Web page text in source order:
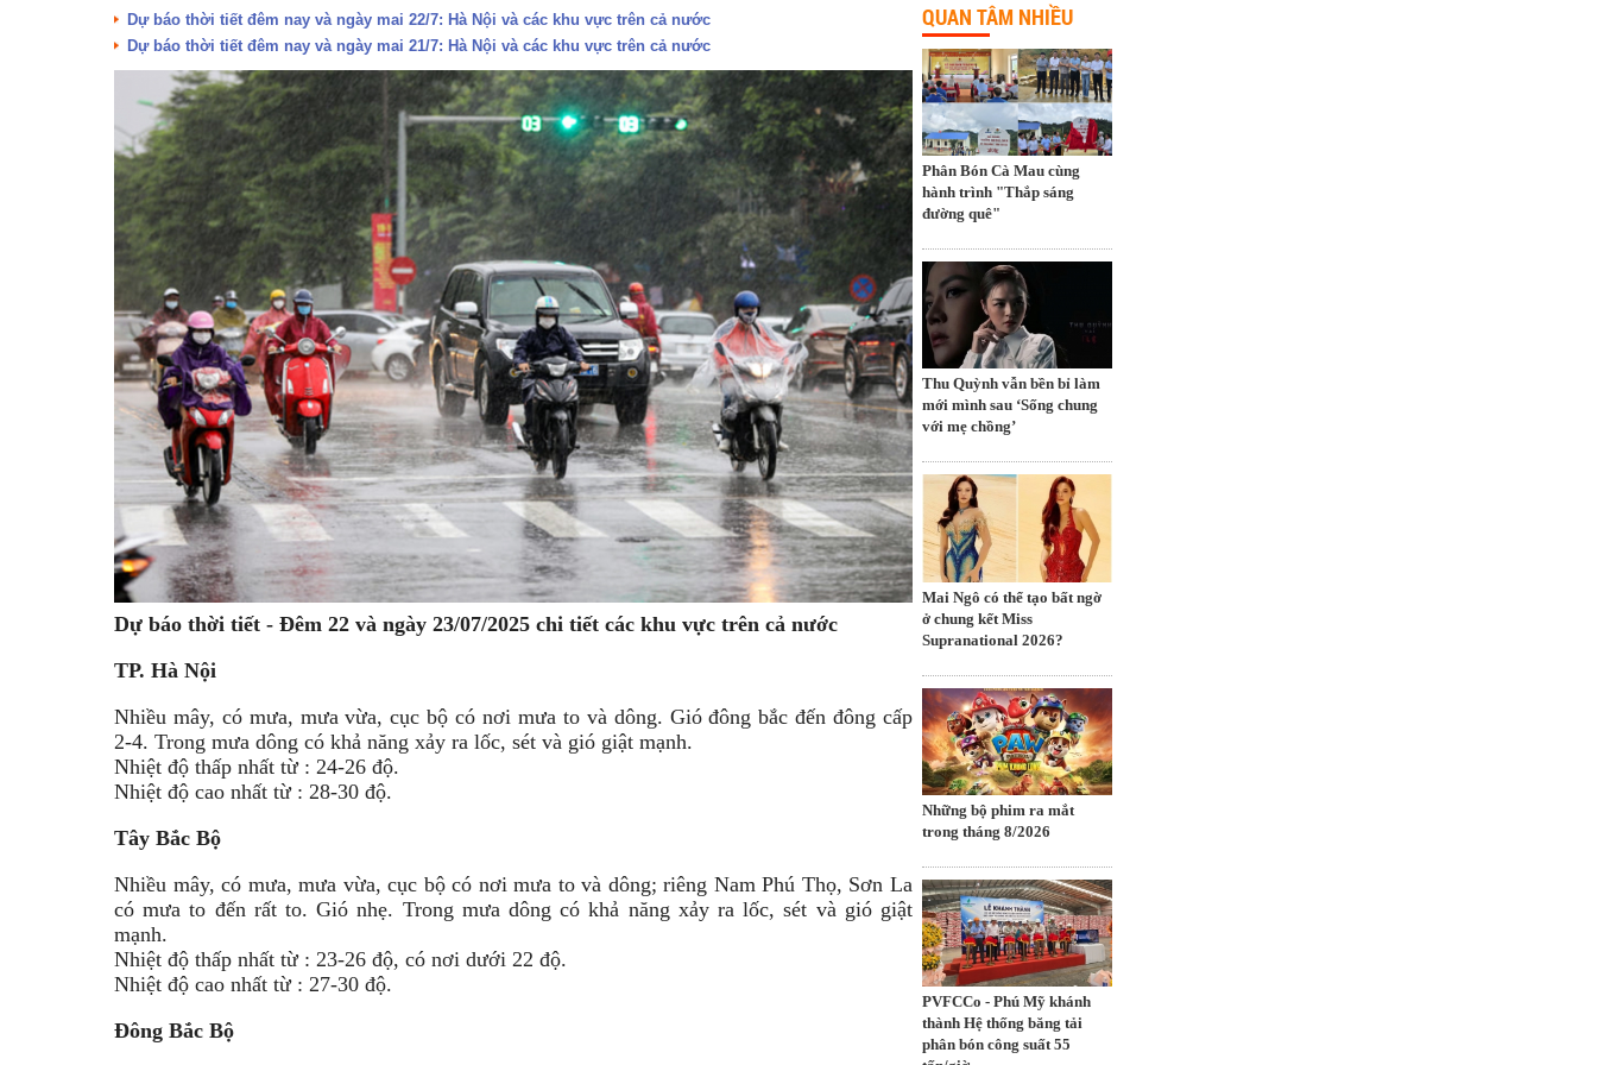
Dự báo thời tiết đêm nay và ngày mai 22/7: Hà Nội và các khu vực trên cả nước
Dự báo thời tiết đêm nay và ngày mai 21/7: Hà Nội và các khu vực trên cả nước
Dự báo thời tiết - Đêm 22 và ngày 23/07/2025 chi tiết các khu vực trên cả nước
TP. Hà Nội
Nhiều mây, có mưa, mưa vừa, cục bộ có nơi mưa to và dông. Gió đông bắc đến đông cấp
2-4. Trong mưa dông có khả năng xảy ra lốc, sét và gió giật mạnh.
Nhiệt độ thấp nhất từ : 24-26 độ.
Nhiệt độ cao nhất từ : 28-30 độ.
Tây Bắc Bộ
Nhiều mây, có mưa, mưa vừa, cục bộ có nơi mưa to và dông; riêng Nam Phú Thọ, Sơn La
có mưa to đến rất to. Gió nhẹ. Trong mưa dông có khả năng xảy ra lốc, sét và gió giật
mạnh.
Nhiệt độ thấp nhất từ : 23-26 độ, có nơi dưới 22 độ.
Nhiệt độ cao nhất từ : 27-30 độ.
Đông Bắc Bộ
QUAN TÂM NHIỀU
Phân Bón Cà Mau cùng
hành trình "Thắp sáng
đường quê"
Thu Quỳnh vẫn bền bỉ làm
mới mình sau ‘Sống chung
với mẹ chồng’
Mai Ngô có thể tạo bất ngờ
ở chung kết Miss
Supranational 2026?
Những bộ phim ra mắt
trong tháng 8/2026
PVFCCo - Phú Mỹ khánh
thành Hệ thống băng tải
phân bón công suất 55